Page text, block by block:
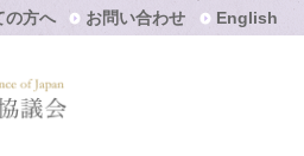
の方へ お問い合わせ English